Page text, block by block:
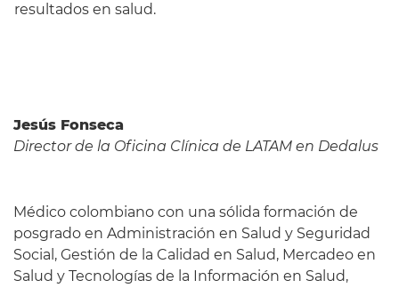
resultados en salud.
Jesús Fonseca
Director de la Oficina Clínica de LATAM en Dedalus
Médico colombiano con una sólida formación de
posgrado en Administración en Salud y Seguridad
Social, Gestión de la Calidad en Salud, Mercadeo en
Salud y Tecnologías de la Información en Salud,